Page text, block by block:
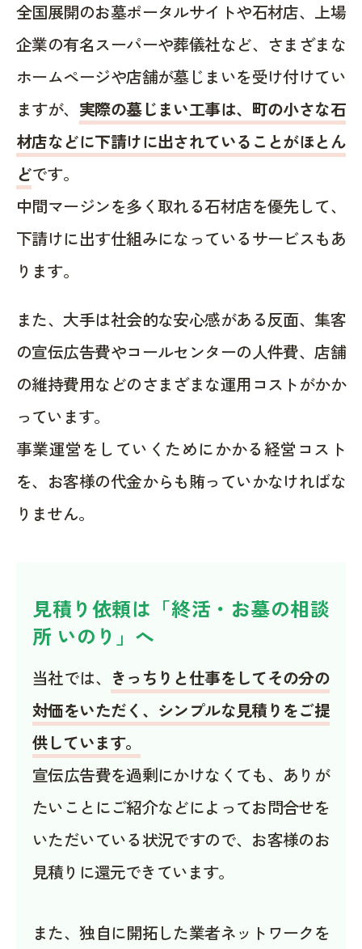
全国展開のお墓ポータルサイトや石材店、上場
企業の有名スーパーや葬儀社など、さまざまな
ホームページや店舗が墓じまいを受け付けてい
ますが、 実際の墓じまい工事は、町の小さな石
材店などに下請けに出されていることがほとん
どです。
中間マージンを多く取れる石材店を優先して、
下請けに出す仕組みになっているサービスもあ
ります。
また、大手は社会的な安心感がある反面、集客
の宣伝広告費やコールセンターの人件費、店舗
の維持費用などのさまざまな運用コストがかか
っています。
事業運営をしていくためにかかる経営コスト
を、お客様の代金からも賄っていかなければな
りません。
見積り依頼は「終活・お墓の相談
所 いのり」へ
当社では、 きっちりと仕事をしてその分の
対価をいただく、シンプルな見積りをご提
供しています。
宣伝広告費を過剰にかけなくても、ありが
たいことにご紹介などによってお問合せを
いただいている状況ですので、お客様のお
見積りに還元できています。
また、独自に開拓した業者ネットワークを